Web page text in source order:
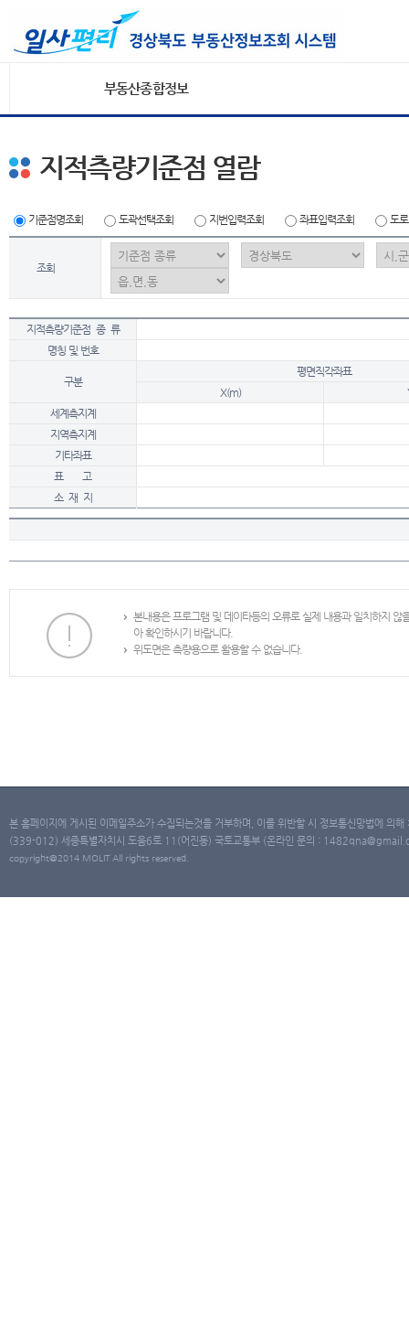
부동산종합정보
지적측량기준점 열람
기준점명조회 도곽선택조회 지번입력조회 좌표입력조회 도
조회
지적측량기준점 종 류
명칭 및 번호
구분
평면직각좌표
X(m)
세계측지계
지역측지계
기타좌표
표 고
소 재 지
본내용은 프로그램 및 데이타등의 오류로 실제 내용과 일치하지
아 확인하시기 바랍니다.
위도면은 측량용으로 활용할 수 없습니다.
본 홈페이지에 게시된 이메일주소가 수집되는것을 거부하며, 이를 위반할 시 정보통신망법에 의
(339-012) 세종특별자치시 도움6로 11(어진동) 국토교통부 (온라인 문의 :
copyright@2014 MOLIT All rights reserved.